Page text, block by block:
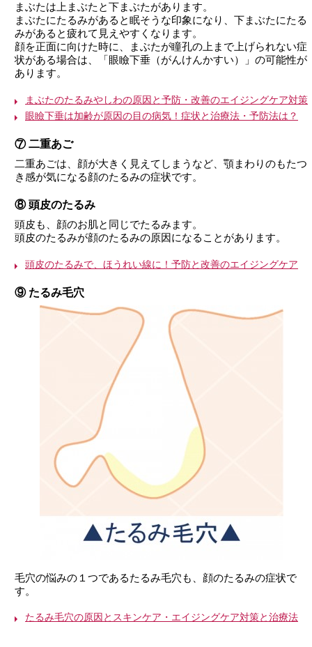
まぶたは上まぶたと下まぶたがあります。
まぶたにたるみがあると眠そうな印象になり、下まぶたにたる
みがあると疲れて見えやすくなります。
顔を正面に向けた時に、まぶたが瞳孔の上まで上げられない症
状がある場合は、「眼瞼下垂（がんけんかすい）」の可能性が
あります。
まぶたのたるみやしわの原因と予防・改善のエイジングケア対策
眼瞼下垂は加齢が原因の目の病気！症状と治療法・予防法は？
⑦ 二重あご
二重あごは、顔が大きく見えてしまうなど、顎まわりのもたつ
き感が気になる顔のたるみの症状です。
⑧ 頭皮のたるみ
頭皮も、顔のお肌と同じでたるみます。
頭皮のたるみが顔のたるみの原因になることがあります。
頭皮のたるみで、ほうれい線に！予防と改善のエイジングケア
⑨ たるみ毛穴
毛穴の悩みの１つであるたるみ毛穴も、顔のたるみの症状で
す。
たるみ毛穴の原因とスキンケア・エイジングケア対策と治療法